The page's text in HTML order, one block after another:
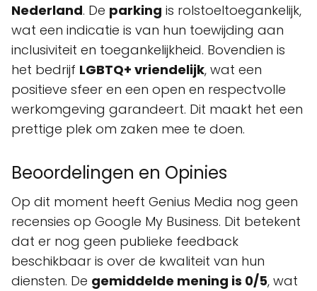
Nederland. De parking is rolstoeltoegankelijk,
wat een indicatie is van hun toewijding aan
inclusiviteit en toegankelijkheid. Bovendien is
het bedrijf LGBTQ+ vriendelijk, wat een
positieve sfeer en een open en respectvolle
werkomgeving garandeert. Dit maakt het een
prettige plek om zaken mee te doen.
Beoordelingen en Opinies
Op dit moment heeft Genius Media nog geen
recensies op Google My Business. Dit betekent
dat er nog geen publieke feedback
beschikbaar is over de kwaliteit van hun
diensten. De gemiddelde mening is 0/5, wat